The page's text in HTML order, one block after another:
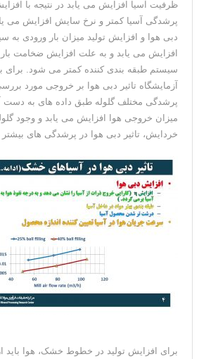
ظرفیت آسیا افزایش می یابد در نتیجه با
پرشدگی آسیا کمتر و نرخ سایش افزایش می
دبی هوا و افزایش تولید میزان بار ورودی به
افزایش می یابد و به علت افزایش ضخامت
سیستم طبقه بندی کننده کمتر می شود. برای
آزمایشگاه تاثیر دبی هوا بر خروجی مورد
پرشدگی مختلف گلوله طبق داده های به دست
میزان خروجی هوا افزایش می یابد و وجود
خردایش، تاثیر دبی هوا در پرشدگی های
برای افزایش تولید در خطوط خشک، هوا باید